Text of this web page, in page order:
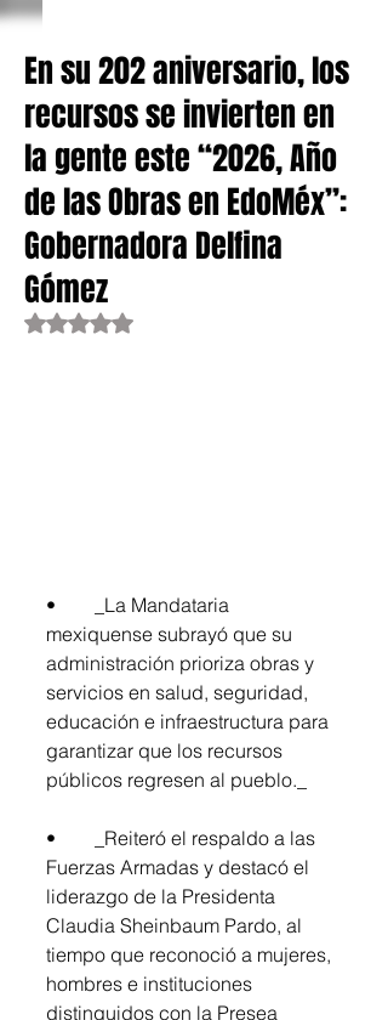
En su 202 aniversario, los
recursos se invierten en
la gente este “2026, Año
de las Obras en EdoMéx”:
Gobernadora Delfina
Gómez
Obtuvo NaN de 5 estrellas.
•	_La Mandataria
mexiquense subrayó que su
administración prioriza obras y
servicios en salud, seguridad,
educación e infraestructura para
garantizar que los recursos
públicos regresen al pueblo._
•	_Reiteró el respaldo a las
Fuerzas Armadas y destacó el
liderazgo de la Presidenta
Claudia Sheinbaum Pardo, al
tiempo que reconoció a mujeres,
hombres e instituciones
distinguidos con la Presea